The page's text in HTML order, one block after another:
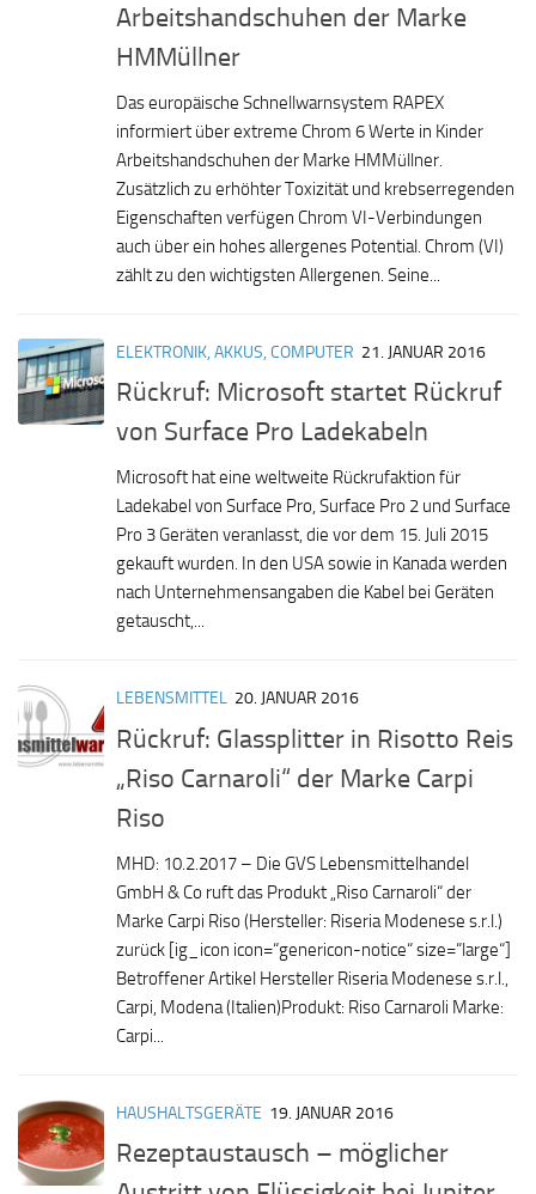
Arbeitshandschuhen der Marke
HMMüllner
Das europäische Schnellwarnsystem RAPEX
informiert über extreme Chrom 6 Werte in Kinder
Arbeitshandschuhen der Marke HMMüllner.
Zusätzlich zu erhöhter Toxizität und krebserregenden
Eigenschaften verfügen Chrom VI-Verbindungen
auch über ein hohes allergenes Potential. Chrom (VI)
zählt zu den wichtigsten Allergenen. Seine...
ELEKTRONIK, AKKUS, COMPUTER 21. JANUAR 2016
Rückruf: Microsoft startet Rückruf
von Surface Pro Ladekabeln
Microsoft hat eine weltweite Rückrufaktion für
Ladekabel von Surface Pro, Surface Pro 2 und Surface
Pro 3 Geräten veranlasst, die vor dem 15. Juli 2015
gekauft wurden. In den USA sowie in Kanada werden
nach Unternehmensangaben die Kabel bei Geräten
getauscht,...
LEBENSMITTEL 20. JANUAR 2016
Rückruf: Glassplitter in Risotto Reis
„Riso Carnaroli“ der Marke Carpi
Riso
MHD: 10.2.2017 – Die GVS Lebensmittelhandel
GmbH & Co ruft das Produkt „Riso Carnaroli“ der
Marke Carpi Riso (Hersteller: Riseria Modenese s.r.l.)
zurück [ig_icon icon=“genericon-notice“ size=“large“]
Betroffener Artikel Hersteller Riseria Modenese s.r.l.,
Carpi, Modena (Italien)Produkt: Riso Carnaroli Marke:
Carpi...
HAUSHALTSGERÄTE 19. JANUAR 2016
Rezeptaustausch – möglicher